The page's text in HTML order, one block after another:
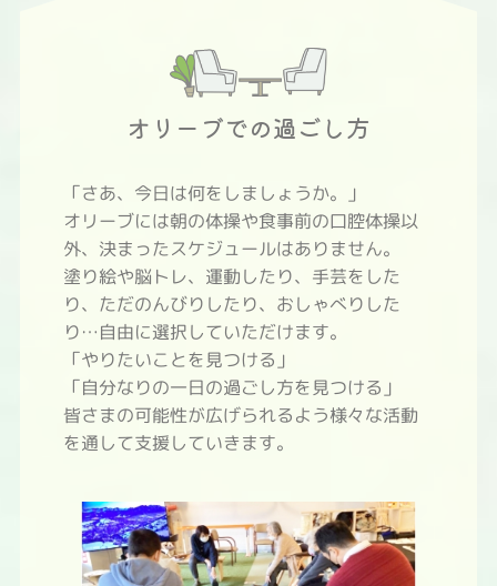
オリーブでの過ごし方
「さあ、今日は何をしましょうか。」
オリーブには朝の体操や食事前の口腔体操以
外、決まったスケジュールはありません。
塗り絵や脳トレ、運動したり、手芸をした
り、ただのんびりしたり、おしゃべりした
り…自由に選択していただけます。
「やりたいことを見つける」
「自分なりの一日の過ごし方を見つける」
皆さまの可能性が広げられるよう様々な活動
を通して支援していきます。